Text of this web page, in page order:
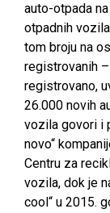
auto-otpada
otpadnih
tom broju na
registrovanih
registrovano,
26.000 novih
vozila govori i
novo“
Centru za
vozila, dok je
cool“ u 2015.